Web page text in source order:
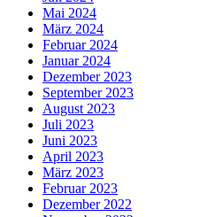
Mai 2024
März 2024
Februar 2024
Januar 2024
Dezember 2023
September 2023
August 2023
Juli 2023
Juni 2023
April 2023
März 2023
Februar 2023
Dezember 2022